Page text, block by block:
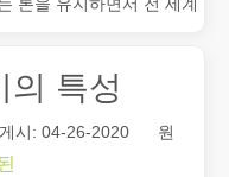
의 특성
시: 04-26-2020 원